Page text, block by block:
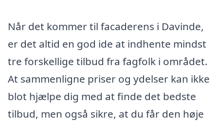
Når det kommer til facaderens i Davinde,
er det altid en god ide at indhente mindst
tre forskellige tilbud fra fagfolk i området.
At sammenligne priser og ydelser kan ikke
blot hjælpe dig med at finde det bedste
tilbud, men også sikre, at du får den høje